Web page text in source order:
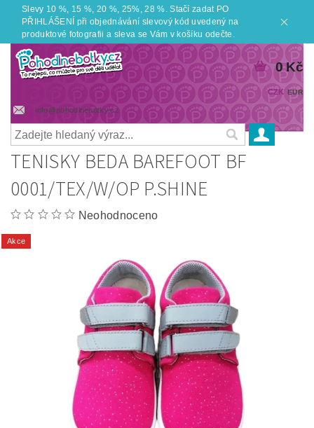
Slevy 10 %, 15 %, 20 %, 25%, 28 %. Stačí zadat PO
PŘIHLÁŠENÍ při objednávání slevový kód uvedený na
produktové fotografii a sleva se Vám v košíku odečte.
info@pohodlnebotky.cz
CZK EUR
0 Kč
TENISKY BEDA BAREFOOT BF
0001/TEX/W/OP P.SHINE
Neohodnoceno
Akce